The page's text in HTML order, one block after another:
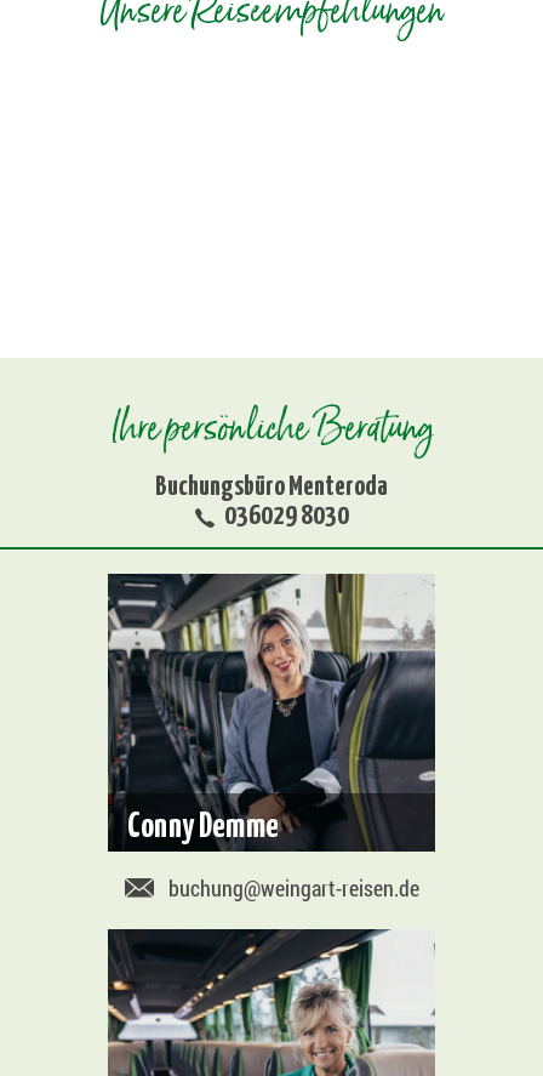
Ihre persönliche Beratung
Buchungsbüro Menteroda
036029 8030
Conny Demme
buchung@weingart-reisen.de